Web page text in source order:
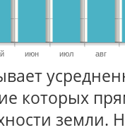
июн июл авг
которых
земли.